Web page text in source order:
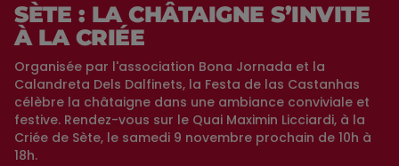
SÈTE : LA CHÂTAIGNE S’INVITE
À LA CRIÉE
Organisée par l'association Bona Jornada et la
Calandreta Dels Dalfinets, la Festa de las Castanhas
célèbre la châtaigne dans une ambiance conviviale et
festive. Rendez-vous sur le Quai Maximin Licciardi, à la
Criée de Sète, le samedi 9 novembre prochain de 10h à
18h.